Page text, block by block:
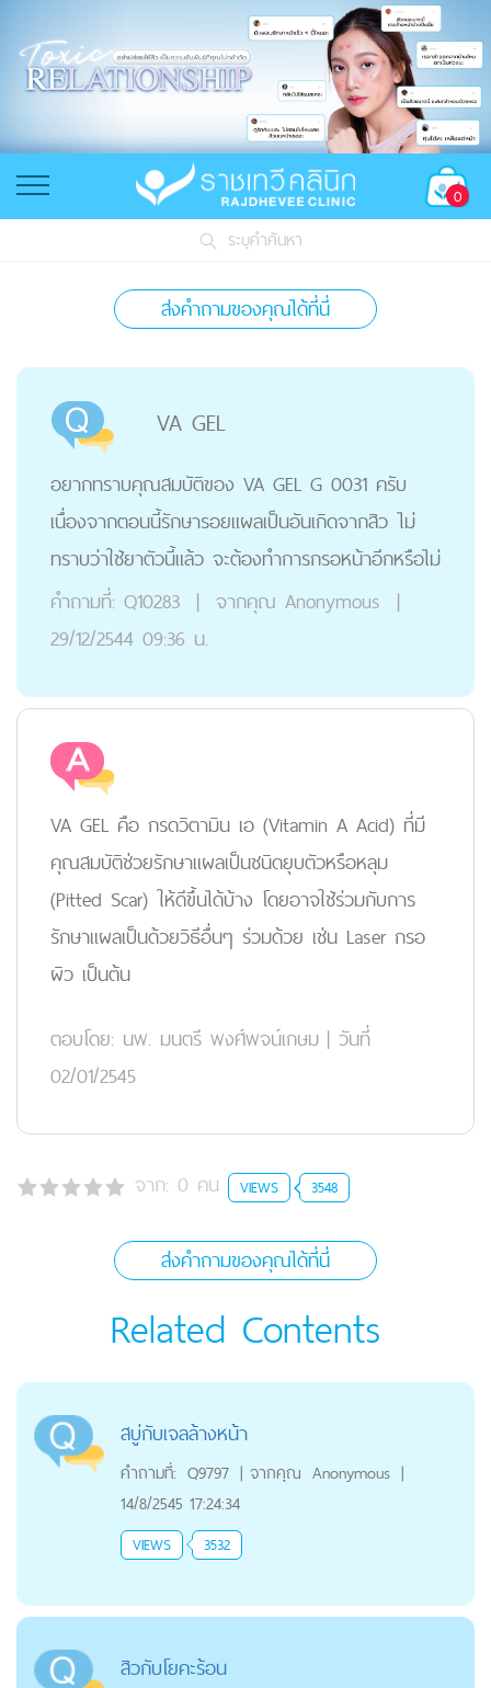
0
ระบุคำค้นหา
ส่งคำถามของคุณได้ที่นี่
VA GEL
อยากทราบคุณสมบัติของ VA GEL G 0031 ครับ
เนื่องจากตอนนี้รักษารอยแผลเป็นอันเกิดจากสิว ไม่
ทราบว่าใช้ยาตัวนี้แล้ว จะต้องทำการกรอหน้าอีกหรือไม่
คำถามที่: Q10283 | จากคุณ Anonymous |
29/12/2544 09:36 น.
VA GEL คือ กรดวิตามิน เอ (Vitamin A Acid) ที่มี
คุณสมบัติช่วยรักษาแผลเป็นชนิดยุบตัวหรือหลุม
(Pitted Scar) ให้ดีขึ้นได้บ้าง โดยอาจใช้ร่วมกับการ
รักษาแผลเป็นด้วยวิธีอื่นๆ ร่วมด้วย เช่น Laser กรอ
ผิว เป็นต้น
ตอบโดย: นพ. มนตรี พงศ์พจน์เกษม | วันที่
02/01/2545
จาก: 0 คน VIEWS 3548
ส่งคำถามของคุณได้ที่นี่
Related Contents
สบู่กับเจลล้างหน้า
คำถามที่: Q9797 | จากคุณ Anonymous |
14/8/2545 17:24:34
VIEWS 3532
สิวกับโยคะร้อน